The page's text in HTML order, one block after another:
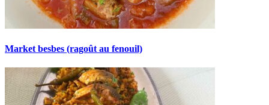
Market besbes (ragoût au fenouil)